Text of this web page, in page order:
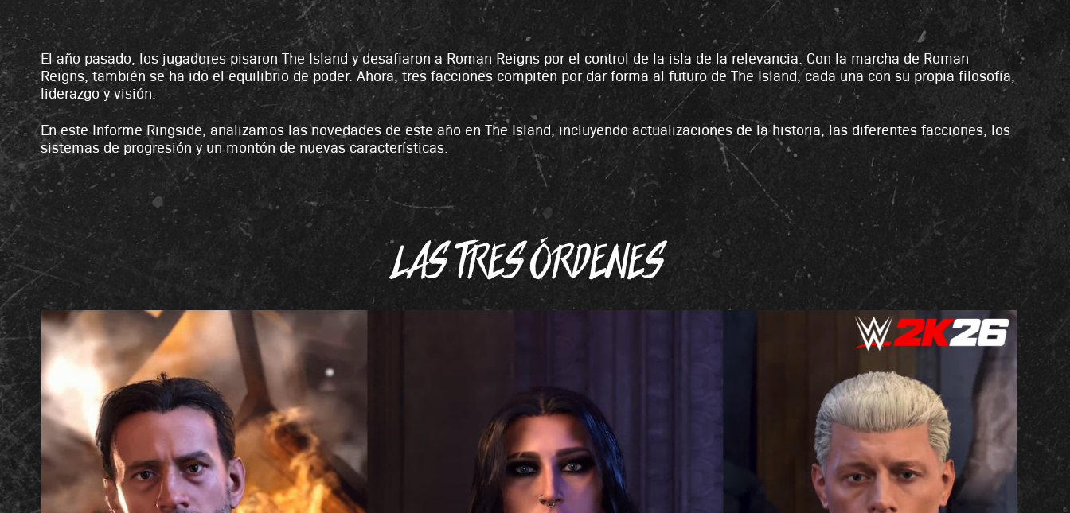
A
c
c
e
p
t
&
P
a
y
en
jugar
acep
El año pasado, los jugadores pisaron The Island y desafiaron a Roman Reigns por el control de la isla de la relevancia. Con la marcha de Roman
Reigns, también se ha ido el equilibrio de poder. Ahora, tres facciones compiten por dar forma al futuro de The Island, cada una con su propia filosofía,
liderazgo y visión.
En este Informe Ringside, analizamos las novedades de este año en The Island, incluyendo actualizaciones de la historia, las diferentes facciones, los
sistemas de progresión y un montón de nuevas características.
LAS TRES ÓRDENES